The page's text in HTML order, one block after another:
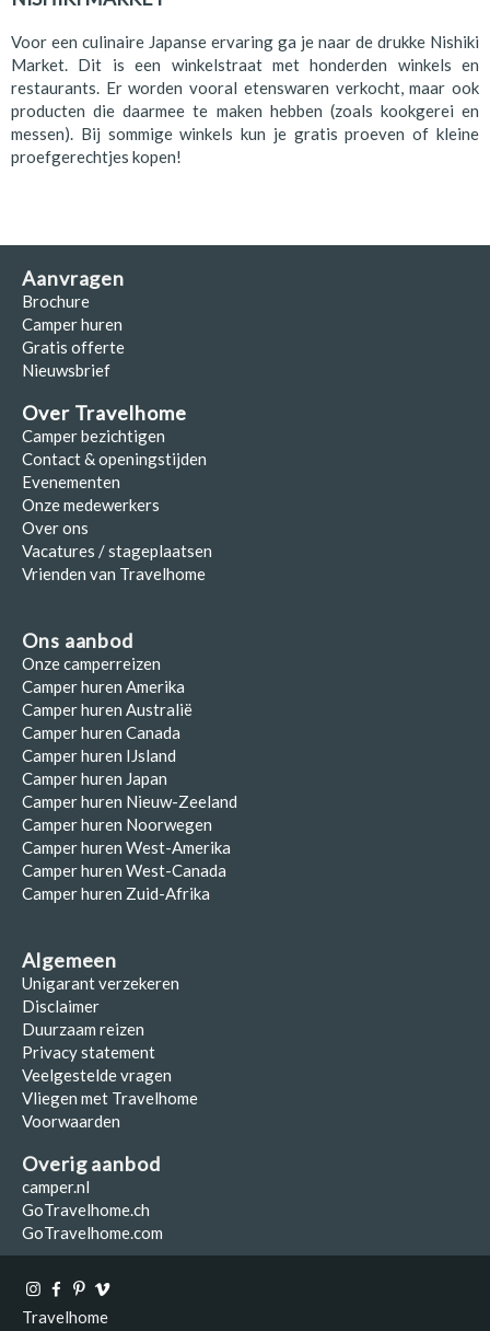
Voor een culinaire Japanse ervaring ga je naar de drukke Nishiki
Market. Dit is een winkelstraat met honderden winkels en
restaurants. Er worden vooral etenswaren verkocht, maar ook
producten die daarmee te maken hebben (zoals kookgerei en
messen). Bij sommige winkels kun je gratis proeven of kleine
proefgerechtjes kopen!
Aanvragen
Brochure
Camper huren
Gratis offerte
Nieuwsbrief
Over Travelhome
Camper bezichtigen
Contact & openingstijden
Evenementen
Onze medewerkers
Over ons
Vacatures / stageplaatsen
Vrienden van Travelhome
Ons aanbod
Onze camperreizen
Camper huren Amerika
Camper huren Australië
Camper huren Canada
Camper huren IJsland
Camper huren Japan
Camper huren Nieuw-Zeeland
Camper huren Noorwegen
Camper huren West-Amerika
Camper huren West-Canada
Camper huren Zuid-Afrika
Algemeen
Unigarant verzekeren
Disclaimer
Duurzaam reizen
Privacy statement
Veelgestelde vragen
Vliegen met Travelhome
Voorwaarden
Overig aanbod
camper.nl
GoTravelhome.ch
GoTravelhome.com
Travelhome